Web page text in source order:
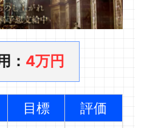
： 4万円
目標 評価